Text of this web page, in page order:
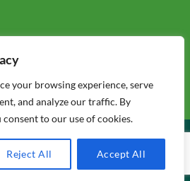
your browsing experience, serve
and analyze our traffic. By
to our use of cookies.
Reject All Accept All
2026 ©Cycadales